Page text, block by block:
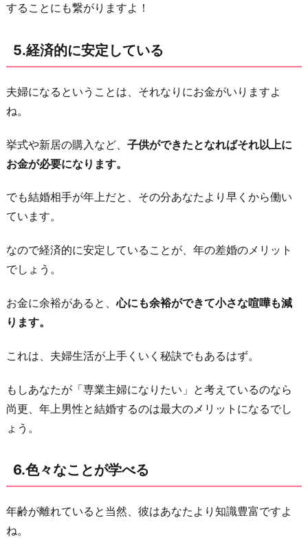
することにも繋がりますよ！
5.経済的に安定している
夫婦になるということは、それなりにお金がいりますよ
ね。
挙式や新居の購入など、 子供ができたとなればそれ以上に
お金が必要になります。
でも結婚相手が年上だと、その分あなたより早くから働い
ています。
なので経済的に安定していることが、年の差婚のメリット
でしょう。
お金に余裕があると、心にも余裕ができて小さな喧嘩も減
ります。
これは、夫婦生活が上手くいく秘訣でもあるはず。
もしあなたが「専業主婦になりたい」と考えているのなら
尚更、年上男性と結婚するのは最大のメリットになるでし
ょう。
6.色々なことが学べる
年齢が離れていると当然、彼はあなたより知識豊富ですよ
ね。